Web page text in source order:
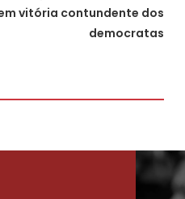
vitória contundente dos
democratas